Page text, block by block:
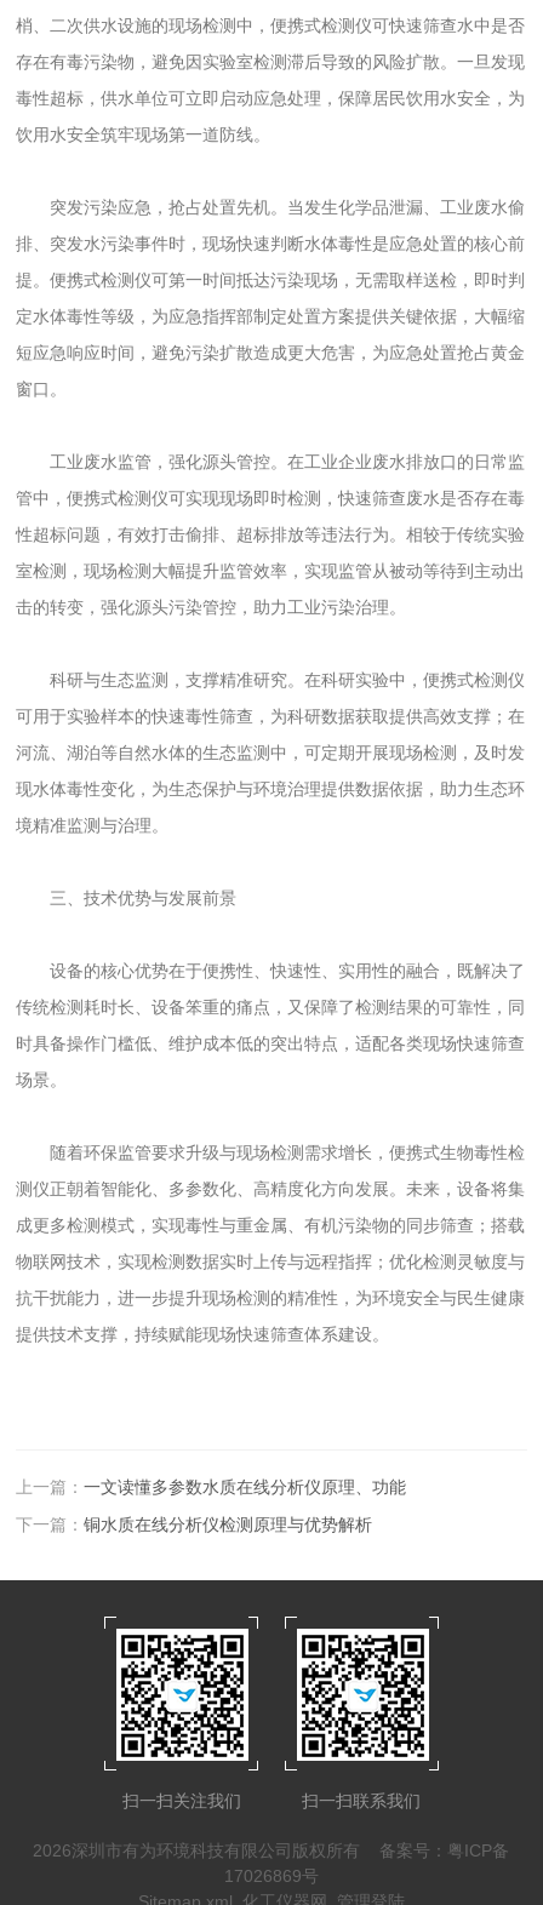
梢、二次供水设施的现场检测中，便携式检测仪可快速筛查水中是否
存在有毒污染物，避免因实验室检测滞后导致的风险扩散。一旦发现
毒性超标，供水单位可立即启动应急处理，保障居民饮用水安全，为
饮用水安全筑牢现场第一道防线。
突发污染应急，抢占处置先机。当发生化学品泄漏、工业废水偷
排、突发水污染事件时，现场快速判断水体毒性是应急处置的核心前
提。便携式检测仪可第一时间抵达污染现场，无需取样送检，即时判
定水体毒性等级，为应急指挥部制定处置方案提供关键依据，大幅缩
短应急响应时间，避免污染扩散造成更大危害，为应急处置抢占黄金
窗口。
工业废水监管，强化源头管控。在工业企业废水排放口的日常监
管中，便携式检测仪可实现现场即时检测，快速筛查废水是否存在毒
性超标问题，有效打击偷排、超标排放等违法行为。相较于传统实验
室检测，现场检测大幅提升监管效率，实现监管从被动等待到主动出
击的转变，强化源头污染管控，助力工业污染治理。
科研与生态监测，支撑精准研究。在科研实验中，便携式检测仪
可用于实验样本的快速毒性筛查，为科研数据获取提供高效支撑；在
河流、湖泊等自然水体的生态监测中，可定期开展现场检测，及时发
现水体毒性变化，为生态保护与环境治理提供数据依据，助力生态环
境精准监测与治理。
三、技术优势与发展前景
设备的核心优势在于便携性、快速性、实用性的融合，既解决了
传统检测耗时长、设备笨重的痛点，又保障了检测结果的可靠性，同
时具备操作门槛低、维护成本低的突出特点，适配各类现场快速筛查
场景。
随着环保监管要求升级与现场检测需求增长，便携式生物毒性检
测仪正朝着智能化、多参数化、高精度化方向发展。未来，设备将集
成更多检测模式，实现毒性与重金属、有机污染物的同步筛查；搭载
物联网技术，实现检测数据实时上传与远程指挥；优化检测灵敏度与
抗干扰能力，进一步提升现场检测的精准性，为环境安全与民生健康
提供技术支撑，持续赋能现场快速筛查体系建设。
上一篇：一文读懂多参数水质在线分析仪原理、功能
下一篇：铜水质在线分析仪检测原理与优势解析
扫一扫关注我们 扫一扫联系我们
2026深圳市有为环境科技有限公司版权所有 备案号：粤ICP备
17026869号